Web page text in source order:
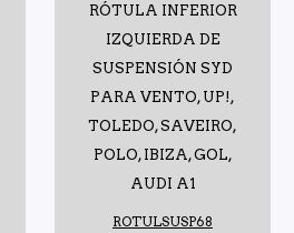
RÓTULA INFERIOR
IZQUIERDA DE
SUSPENSIÓN SYD
PARA VENTO, UP!,
TOLEDO, SAVEIRO,
POLO, IBIZA, GOL,
AUDI A1
ROTULSUSP68